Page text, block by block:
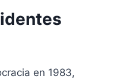
en 1983,